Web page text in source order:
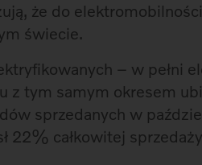
że do
świecie.
– w pełni
tym samym okresem
sprzedanych w
22% całkowitej